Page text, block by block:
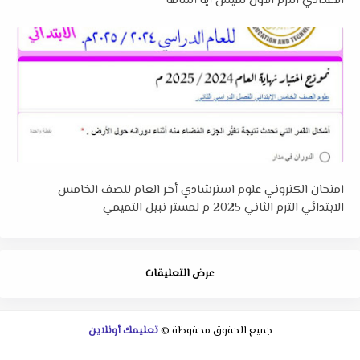
امتحان الكتروني علوم استرشادي أخر العام للصف الخامس
الابتدائي الترم الثاني 2025 م لمستر نبيل التميمي
عرض التعليقات
جميع الحقوق محفوظة ©تعليمك أونلاين